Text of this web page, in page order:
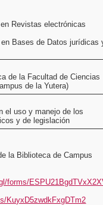
Revistas electrónicas
Bases de Datos jurídicas
de la Facultad de Ciencias
de la Yutera)
el uso y manejo de los
y de legislación
la Biblioteca de Campus
forms/
KuyxD5zwdkFxgDTm2